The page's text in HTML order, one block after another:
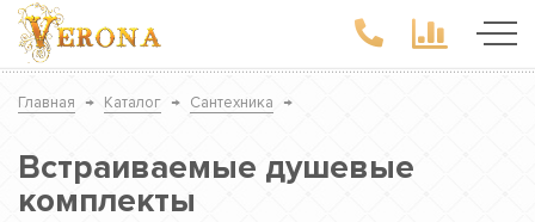
Главная → Каталог → Сантехника →
Встраиваемые душевые
комплекты